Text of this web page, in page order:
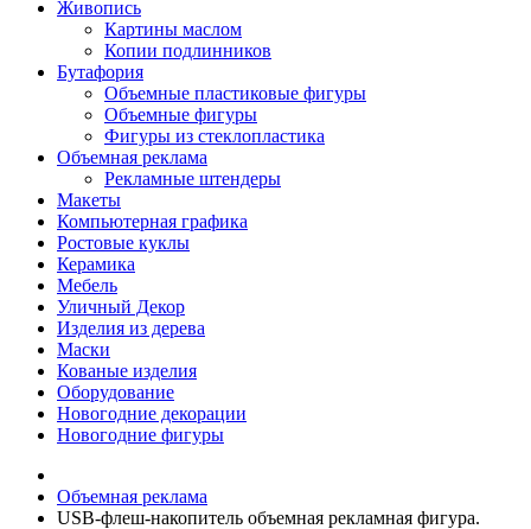
Живопись
Картины маслом
Копии подлинников
Бутафория
Объемные пластиковые фигуры
Объемные фигуры
Фигуры из стеклопластика
Объемная реклама
Рекламные штендеры
Макеты
Компьютерная графика
Ростовые куклы
Керамика
Мебель
Уличный Декор
Изделия из дерева
Маски
Кованые изделия
Оборудование
Новогодние декорации
Новогодние фигуры
Объемная реклама
USB-флеш-накопитель объемная рекламная фигура.